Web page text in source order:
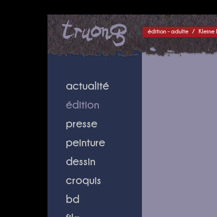
édition - adulte / Kleine
actualité
édition
presse
peinture
dessin
croquis
bd